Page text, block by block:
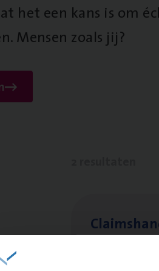
het een kans is om
Mensen zoals jij?